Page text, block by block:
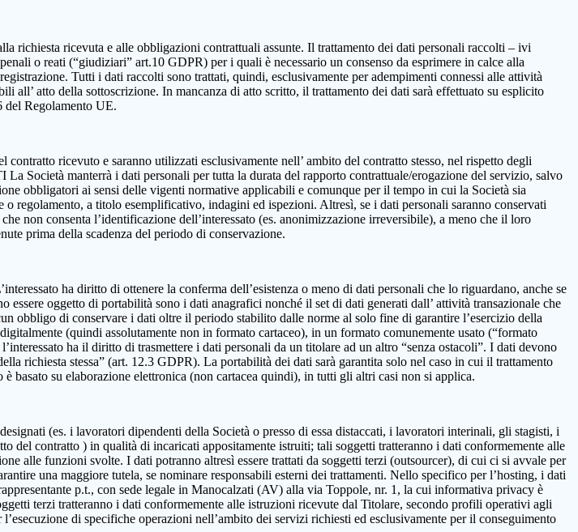
richiesta ricevuta e alle obbligazioni contrattuali assunte. Il trattamento dei dati personali raccolti – ivi
o reati (“giudiziari” art.10 GDPR) per i quali è necessario un consenso da esprimere in calce alla
Tutti i dati raccolti sono trattati, quindi, esclusivamente per adempimenti connessi alle attività
atto della sottoscrizione. In mancanza di atto scritto, il trattamento dei dati sarà effettuato su esplicito
del Regolamento UE.
ricevuto e saranno utilizzati esclusivamente nell’ ambito del contratto stesso, nel rispetto degli
manterrà i dati personali per tutta la durata del rapporto contrattuale/erogazione del servizio, salvo
obbligatori ai sensi delle vigenti normative applicabili e comunque per il tempo in cui la Società sia
regolamento, a titolo esemplificativo, indagini ed ispezioni. Altresì, se i dati personali saranno conservati
non consenta l’identificazione dell’interessato (es. anonimizzazione irreversibile), a meno che il loro
prima della scadenza del periodo di conservazione.
ha diritto di ottenere la conferma dell’esistenza o meno di dati personali che lo riguardano, anche se
oggetto di portabilità sono i dati anagrafici nonché il set di dati generati dall’ attività transazionale che
di conservare i dati oltre il periodo stabilito dalle norme al solo fine di garantire l’esercizio della
(quindi assolutamente non in formato cartaceo), in un formato comunemente usato (“formato
ha il diritto di trasmettere i dati personali da un titolare ad un altro “senza ostacoli”. I dati devono
richiesta stessa” (art. 12.3 GDPR). La portabilità dei dati sarà garantita solo nel caso in cui il trattamento
basato su elaborazione elettronica (non cartacea quindi), in tutti gli altri casi non si applica.
(es. i lavoratori dipendenti della Società o presso di essa distaccati, i lavoratori interinali, gli stagisti, i
del contratto ) in qualità di incaricati appositamente istruiti; tali soggetti tratteranno i dati conformemente alle
alle funzioni svolte. I dati potranno altresì essere trattati da soggetti terzi (outsourcer), di cui ci si avvale per
una maggiore tutela, se nominare responsabili esterni dei trattamenti. Nello specifico per l’hosting, i dati
p.t., con sede legale in Manocalzati (AV) alla via Toppole, nr. 1, la cui informativa privacy è
terzi tratteranno i dati conformemente alle istruzioni ricevute dal Titolare, secondo profili operativi agli
di specifiche operazioni nell’ambito dei servizi richiesti ed esclusivamente per il conseguimento